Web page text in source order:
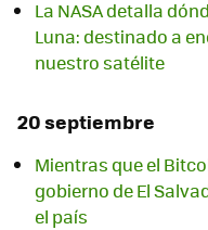
La NASA detalla
Luna: destinado a
nuestro satélite
20 septiembre
Mientras que el
gobierno de El
el país